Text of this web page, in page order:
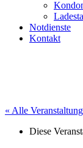
Notdienste
Kontakt
« Alle
Diese